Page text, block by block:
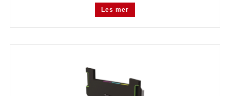
Les mer